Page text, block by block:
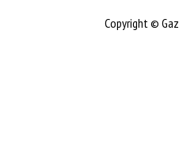
Copyright ©